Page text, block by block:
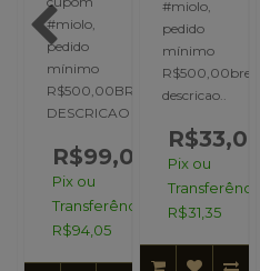
#miolo,
pedido
mínimo
R$500,00BREVE
DESCRICAO &..
R$99,00
Pix ou
Transferência:
R$94,05
#miolo,
pedido
mínimo
R$500,00breve
descricao..
R$33,00
Pix ou
Transferência:
R$31,35